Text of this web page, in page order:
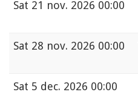
Sat 21 nov. 2026 00:00
Sat 28 nov. 2026 00:00
Sat 5 dec. 2026 00:00